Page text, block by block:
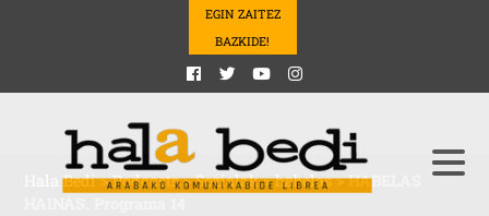
EGIN ZAITEZ
BAZKIDE!
Hala Bedi>Podcasts>Sozialak>habelas>HABELAS